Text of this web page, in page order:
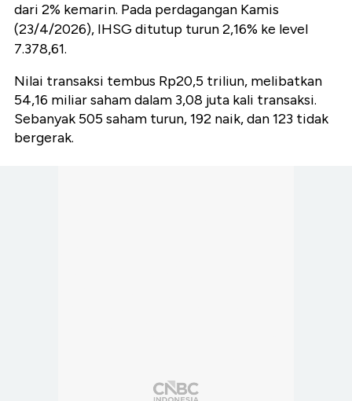
dari 2% kemarin. Pada perdagangan Kamis
(23/4/2026), IHSG ditutup turun 2,16% ke level
7.378,61.
Nilai transaksi tembus Rp20,5 triliun, melibatkan
54,16 miliar saham dalam 3,08 juta kali transaksi.
Sebanyak 505 saham turun, 192 naik, dan 123 tidak
bergerak.